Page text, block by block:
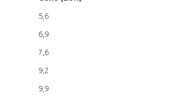
5,6
6,9
7,6
9,2
9,9